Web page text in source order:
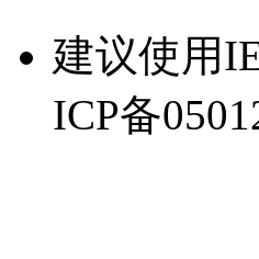
建议使用
ICP备